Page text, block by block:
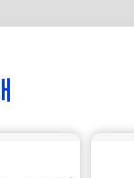
제조업의 고속 대량 생산을